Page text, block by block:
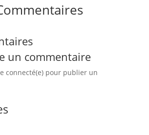
un commentaire
connecté(e) pour publier un